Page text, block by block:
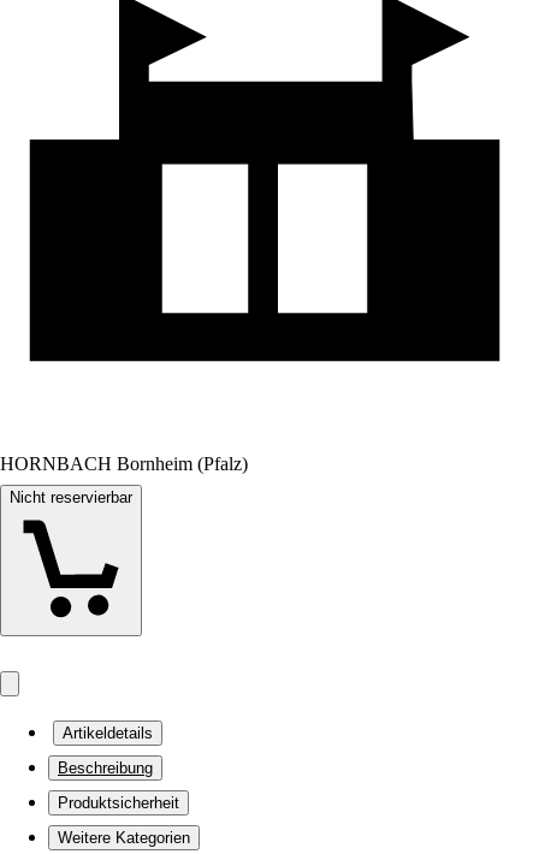
HORNBACH Bornheim (Pfalz)
Nicht reservierbar
Artikeldetails
Beschreibung
Produktsicherheit
Weitere Kategorien